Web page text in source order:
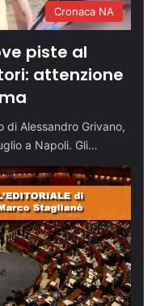
Cronaca NA
piste al
attenzione
di Alessandro Grivano,
a Napoli. Gli…